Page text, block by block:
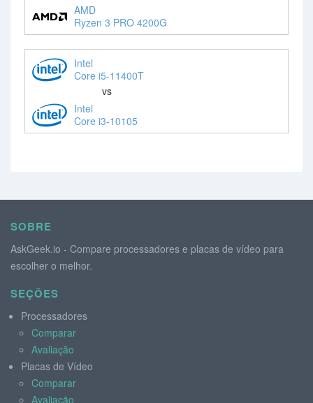
AMD
Ryzen 3 PRO 4200G
Intel
Core i5-11400T
vs
Intel
Core i3-10105
SOBRE
AskGeek.io - Compare processadores e placas de vídeo para
escolher o melhor.
SEÇÕES
Processadores
Comparar
Avaliação
Placas de Vídeo
Comparar
Avaliação